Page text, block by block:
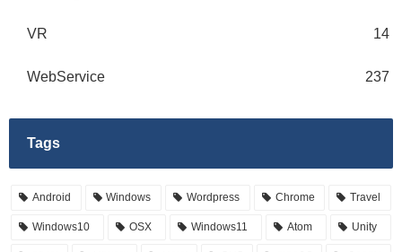
VR 14
WebService 237
Tags
Android Windows Wordpress Chrome Travel
Windows10 OSX Windows11 Atom Unity